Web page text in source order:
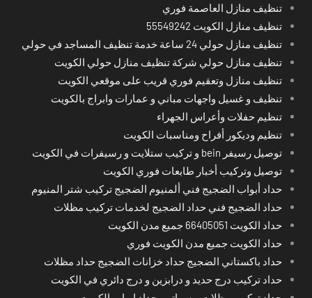
تنظيف منازل العاصمة فوري
تنظيف منازل الكويت 55549242
تنظيف منازل حولي 24 ساعة خدمة تنظيف المساجد في حولي
تنظيف منازل حولي شركة تنظيف منازل حولي الكويت
تنظيف منازل وتعقيم فوري قريب على موقعي الكويت
تنظيف و غسيل واجهات مباني و عمارات وابراج بالكويت
تنظيم حفلات وأعراس الجهراء
تنظيم وديكور أفراح ومناسبات الكويت
توصيل رسيفر bein و تركيب ستلايت و رسيفرات في الكويت
توصيل وتركيب أخبار طابعات فوري الكويت
حداد أبواب الضجيج فني ألمنيوم الضجيج تركيب شتر المنيوم
حداد الضجيج فني حداد الضجيج لخدمات تركيب مظلات
حداد الكويت 66405051 جميع مدن الكويت
حداد الكويت جميع مدن الكويت فوري
حداد باكستاني الضجيج حداد خزانات الضجيج حداد مظلات
حداد تركيب درج حديد و درابزين و درج دائري في الكويت